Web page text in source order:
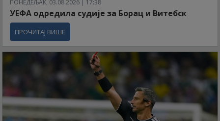
ПОНЕДЕЉАК, 03.08.2026 | 17:38
УЕФА одредила судије за Борац и Витебск
ПРОЧИТАЈ ВИШЕ